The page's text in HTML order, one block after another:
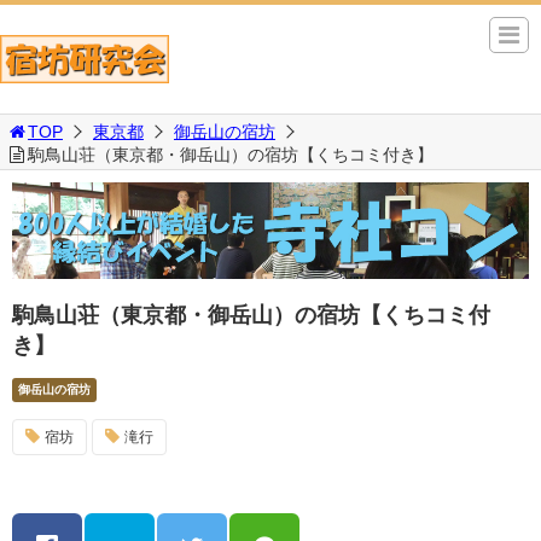
TOP 東京都
御岳山の宿坊
駒鳥山荘（東京都・御岳山）の宿坊【くちコミ付き】
駒鳥山荘（東京都・御岳山）の宿坊【くちコミ付
き】
御岳山の宿坊
宿坊 滝行